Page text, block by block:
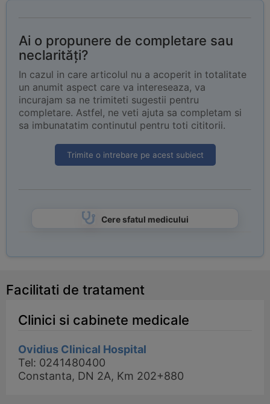
Ai o propunere de completare sau
neclarități?
In cazul in care articolul nu a acoperit in totalitate
un anumit aspect care va intereseaza, va
incurajam sa ne trimiteti sugestii pentru
completare. Astfel, ne veti ajuta sa completam si
sa imbunatatim continutul pentru toti cititorii.
Trimite o intrebare pe acest subiect
Cere sfatul medicului
Facilitati de tratament
Clinici si cabinete medicale
Ovidius Clinical Hospital
Tel: 0241480400
Constanta, DN 2A, Km 202+880